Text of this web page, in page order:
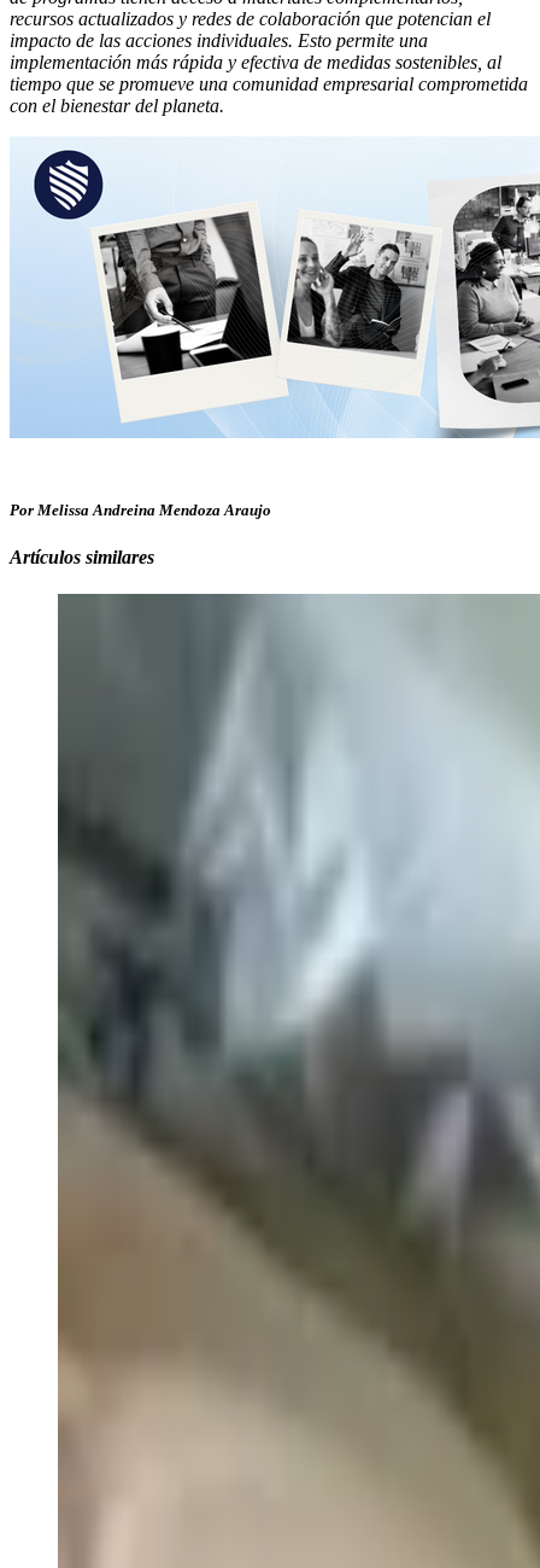
recursos actualizados y redes de colaboración que potencian el
impacto de las acciones individuales. Esto permite una
implementación más rápida y efectiva de medidas sostenibles, al
tiempo que se promueve una comunidad empresarial comprometida
con el bienestar del planeta.
Por Melissa Andreina Mendoza Araujo
Artículos similares